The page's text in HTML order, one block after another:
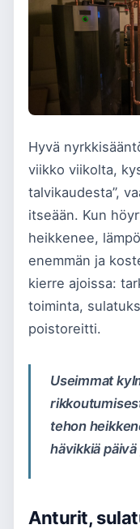
Hyvä
viikko viikolta,
talvikaudesta”,
itseään. Kun
heikkenee,
enemmän ja
kierre ajoissa:
toiminta,
poistoreitti.
Useimmat
tehon
hävikkiä päivä
Anturit,